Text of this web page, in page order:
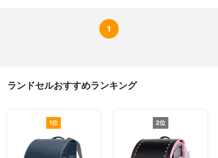
1
ランドセルおすすめランキング
1位 2位